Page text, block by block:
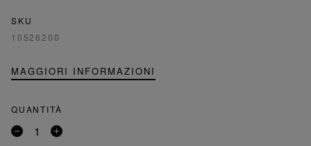
SKU
10526200
MAGGIORI INFORMAZIONI
QUANTITÀ
Rimuovi
Aggiungi